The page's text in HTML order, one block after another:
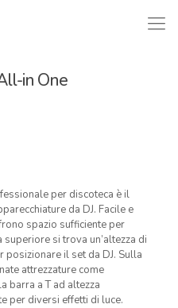
in One
per discoteca è il
da DJ. Facile e
spazio sufficiente per
superiore si trova un’altezza di
il set da DJ. Sulla
attrezzature come
barra a T ad altezza
per diversi effetti di luce.